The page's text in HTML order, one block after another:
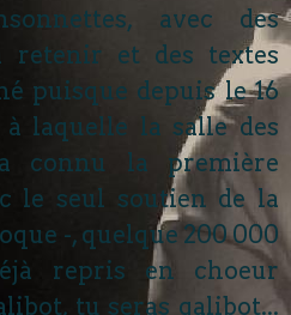
avec des
retenir et des textes
puisque depuis le 16
laquelle la salle des
connu la première
le seul soutien de la
-, quelque 200 000
repris en choeur
tu seras galibot...